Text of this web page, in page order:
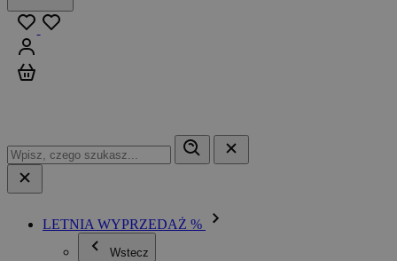
Menu
Zamknij
LETNIA WYPRZEDAŻ %
Wstecz